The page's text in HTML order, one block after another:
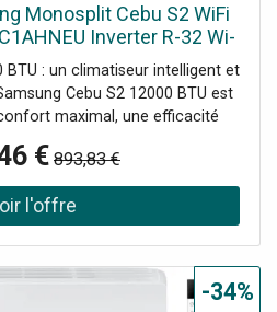
Monosplit Cebu S2 WiFi
Inverter R-32 Wi-
A++
BTU : un climatiseur intelligent et
Cebu S2 12000 BTU est
maximal, une efficacité
il reconnaît les habitudes de
la température
d'énergie et garantir une
moment. Son design élégant
inclinée et le ventilateur
l'air de manière plus rapide et
€ 893,83 €
-34%